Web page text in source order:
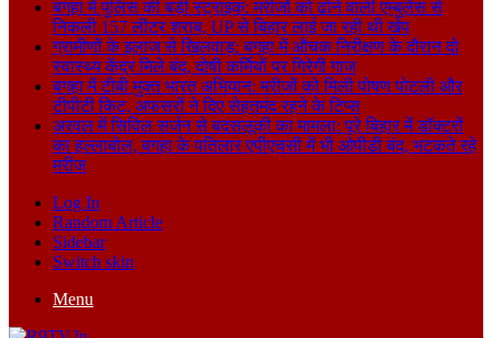
बगहा में पुलिस की बड़ी स्ट्राइक: मरीजों को ढोने वाली एम्बुलेंस से
निकली 157 लीटर शराब, UP से बिहार लाई जा रही थी खेप
ग्रामीणों के इलाज से खिलवाड़: बगहा में औचक निरीक्षण के दौरान दो
स्वास्थ्य केंद्र मिले बंद, दोषी कर्मियों पर गिरेगी गाज
बगहा में टीबी मुक्त भारत अभियान: मरीजों को मिली पोषण पोटली और
टीपीटी किट, अफसरों ने दिए सेहतमंद रहने के टिप्स
अरवल में सिविल सर्जन से बदसलूकी का मामला: पूरे बिहार में डॉक्टरों
का हल्लाबोल, बगहा के पतिलार एपीएचसी में भी ओपीडी बंद, भटकते रहे
मरीज
Log In
Random Article
Sidebar
Switch skin
Menu